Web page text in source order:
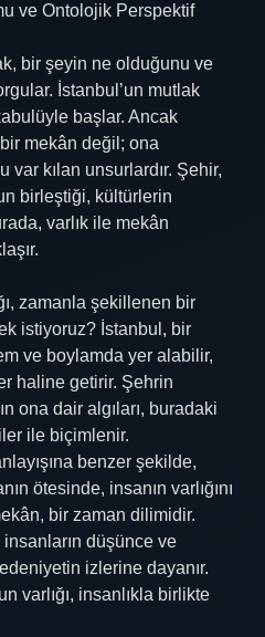
ve Ontolojik Perspektif
bir şeyin ne olduğunu ve
İstanbul’un mutlak
başlar. Ancak
mekân değil; ona
kılan unsurlardır. Şehir,
birleştiği, kültürlerin
varlık ile mekân
zamanla şekillenen bir
istiyoruz? İstanbul, bir
ve boylamda yer alabilir,
haline getirir. Şehrin
ona dair algıları, buradaki
ile biçimlenir.
benzer şekilde,
ötesinde, insanın varlığını
bir zaman dilimidir.
düşünce ve
izlerine dayanır.
varlığı, insanlıkla birlikte